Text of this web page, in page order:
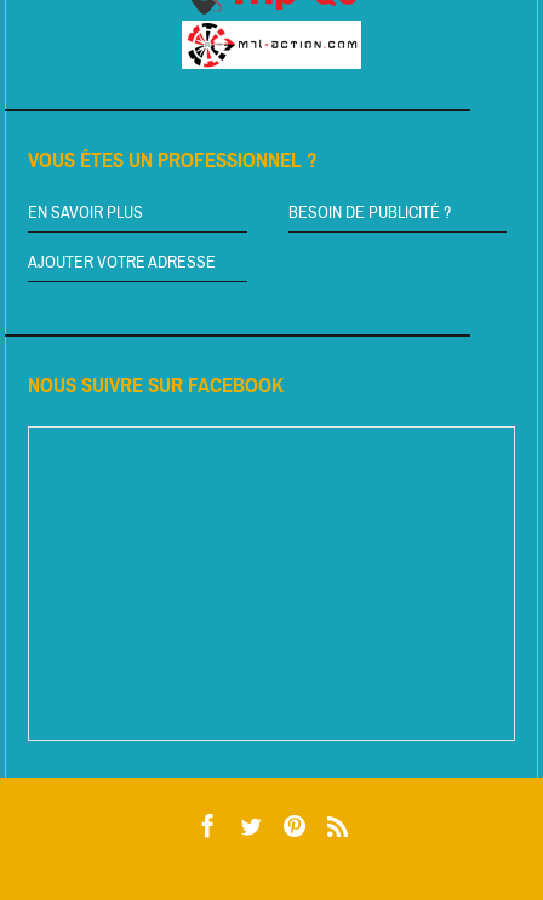
VOUS ÊTES UN PROFESSIONNEL ?
EN SAVOIR PLUS BESOIN DE PUBLICITÉ ?
AJOUTER VOTRE ADRESSE
NOUS SUIVRE SUR FACEBOOK